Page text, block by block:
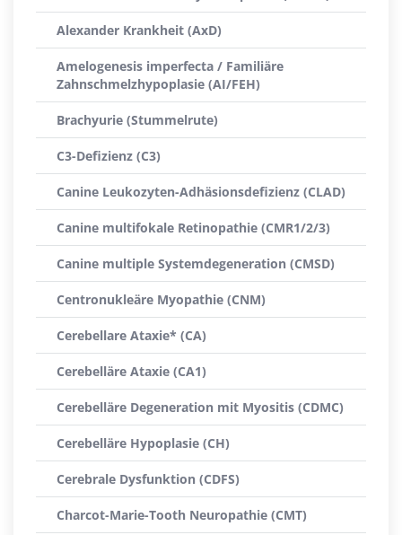
Alexander Krankheit (AxD)
Amelogenesis imperfecta / Familiäre
Zahnschmelzhypoplasie (AI/FEH)
Brachyurie (Stummelrute)
C3-Defizienz (C3)
Canine Leukozyten-Adhäsionsdefizienz (CLAD)
Canine multifokale Retinopathie (CMR1/2/3)
Canine multiple Systemdegeneration (CMSD)
Centronukleäre Myopathie (CNM)
Cerebellare Ataxie* (CA)
Cerebelläre Ataxie (CA1)
Cerebelläre Degeneration mit Myositis (CDMC)
Cerebelläre Hypoplasie (CH)
Cerebrale Dysfunktion (CDFS)
Charcot-Marie-Tooth Neuropathie (CMT)